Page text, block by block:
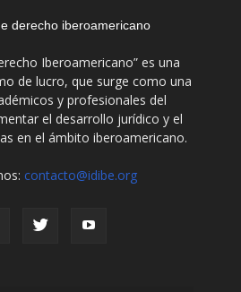
Iberoamericano” es una
de lucro, que surge como una
y profesionales del
el desarrollo jurídico y el
en el ámbito iberoamericano.
contacto@idibe.org